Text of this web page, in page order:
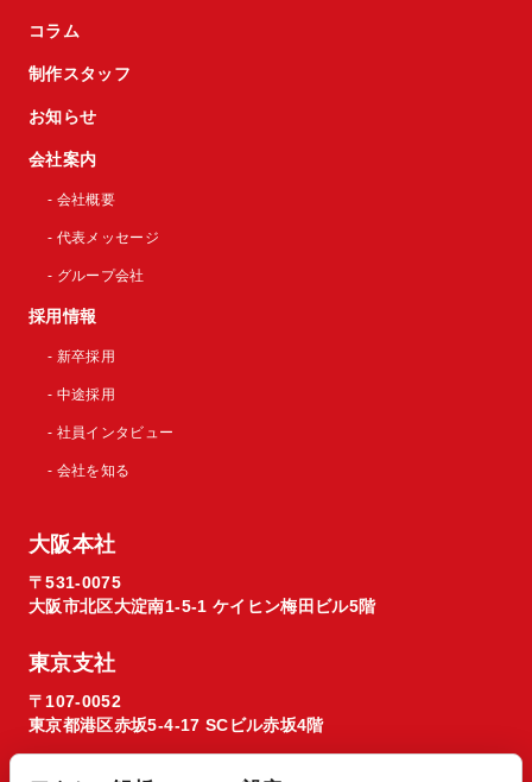
コラム
制作スタッフ
お知らせ
会社案内
- 会社概要
- 代表メッセージ
- グループ会社
採用情報
- 新卒採用
- 中途採用
- 社員インタビュー
- 会社を知る
大阪本社
〒531-0075
大阪市北区大淀南1-5-1 ケイヒン梅田ビル5階
東京支社
〒107-0052
東京都港区赤坂5-4-17 SCビル赤坂4階